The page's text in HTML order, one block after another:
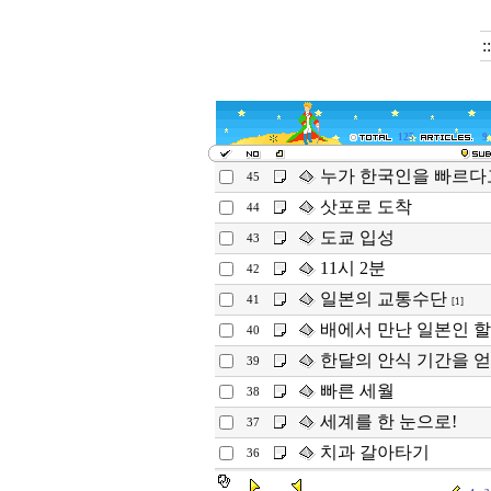
125 9
45 누가 한국인을 빠르다
44 삿포로 도착
43 도쿄 입성
42 11시 2분
41 일본의 교통수단 [1]
40 배에서 만난 일본인
39 한달의 안식 기간을
38 빠른 세월
37 세계를 한 눈으로!
36 치과 갈아타기